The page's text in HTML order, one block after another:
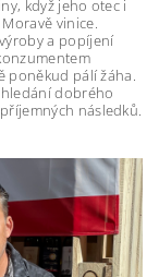
když jeho otec i
vinice.
a popíjení
poněkud pálí žáha.
dobrého
následků.